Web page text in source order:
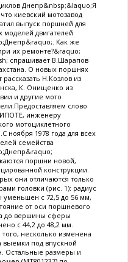
Днепр&nbsp;&laquo;Я
киевский мотозавод
выпуск поршней для
моделей двигателей
Как же
их ремонте?&raquo;
спрашивает В.Шарапов
О новых поршнях
рассказать Н.Козлов из
К. Онищенко из
и другие мото
слово
инженеру
мотоциклетного
ноября 1978 года для всех
семейства
поршни новой,
конструкции.
они отличаются только
головки (рис. 1): радиус
уменьшен с 72,5 до 56 мм,
от оси поршневого
до вершины сферы
с 44,2 до 48,2 мм.
несколько изменена
выемки под впускной
Остальные размеры и